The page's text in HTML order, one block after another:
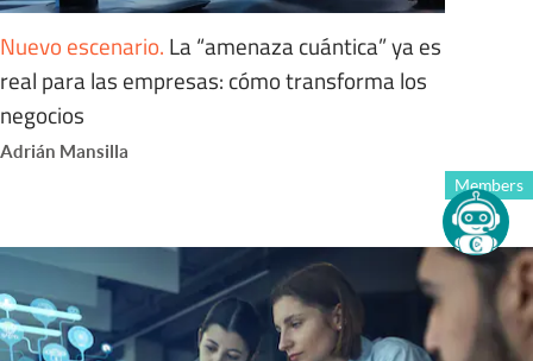
Nuevo escenario. La “amenaza cuántica” ya es
real para las empresas: cómo transforma los
negocios
Adrián Mansilla
Members